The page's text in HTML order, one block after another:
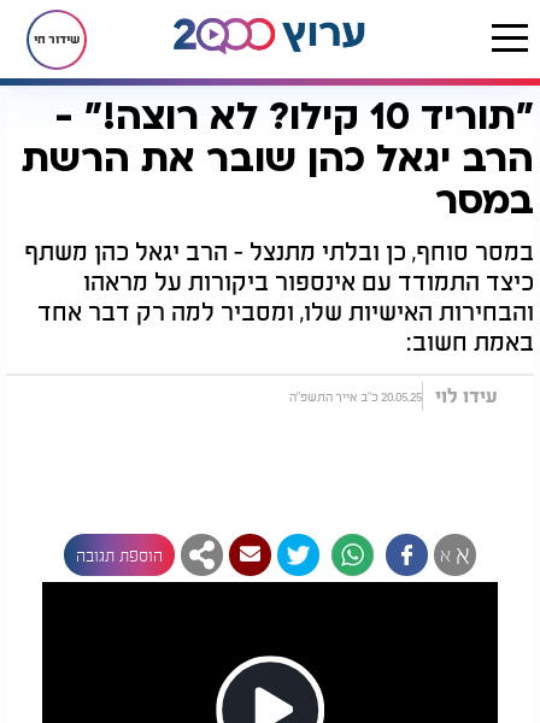
שידור חי
דף הבית יהדות "תוריד 10 קילו? לא רוצה!" - הרב יגאל כהן שובר את הרשת במסר
"תוריד 10 קילו? לא רוצה!" -
הרב יגאל כהן שובר את הרשת
במסר
במסר סוחף, כן ובלתי מתנצל - הרב יגאל כהן משתף
כיצד התמודד עם אינספור ביקורות על מראהו
והבחירות האישיות שלו, ומסביר למה רק דבר אחד
באמת חשוב:
עידו לוי 20.05.25 כ"ב אייר התשפ"ה
א א הוספת תגובה